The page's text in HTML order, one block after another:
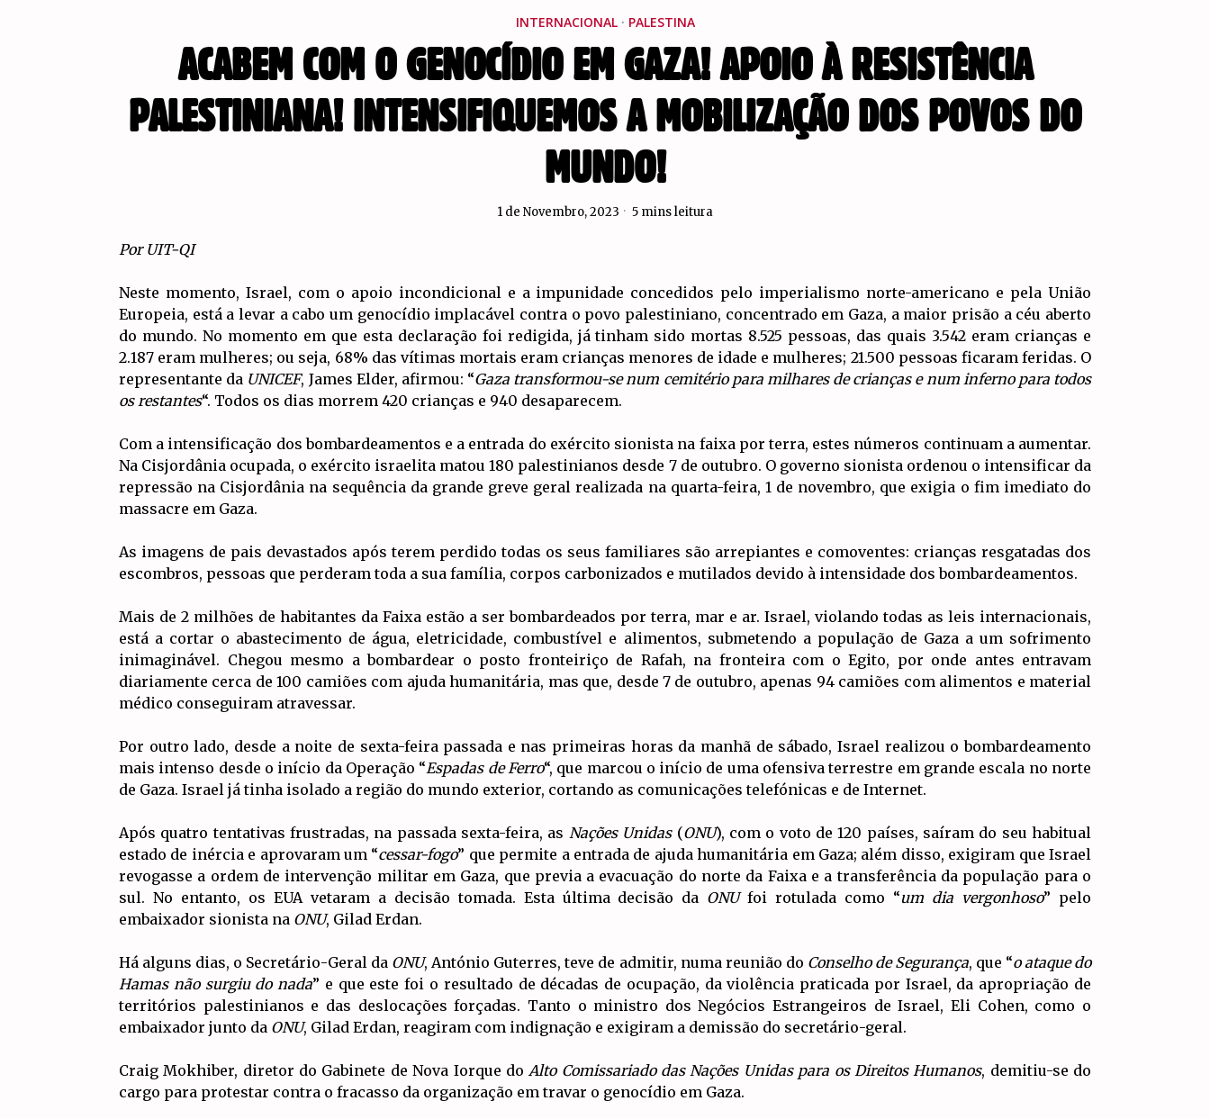
INTERNACIONAL · PALESTINA
ACABEM COM O GENOCÍDIO EM GAZA! APOIO À RESISTÊNCIA
PALESTINIANA! INTENSIFIQUEMOS A MOBILIZAÇÃO DOS POVOS DO
MUNDO!
1 de Novembro, 2023 5 mins leitura
Por UIT-QI
Neste momento, Israel, com o apoio incondicional e a impunidade concedidos pelo imperialismo norte-americano e pela União
Europeia, está a levar a cabo um genocídio implacável contra o povo palestiniano, concentrado em Gaza, a maior prisão a céu aberto
do mundo. No momento em que esta declaração foi redigida, já tinham sido mortas 8.525 pessoas, das quais 3.542 eram crianças e
2.187 eram mulheres; ou seja, 68% das vítimas mortais eram crianças menores de idade e mulheres; 21.500 pessoas ficaram feridas. O
representante da UNICEF, James Elder, afirmou: “Gaza transformou-se num cemitério para milhares de crianças e num inferno para todos
os restantes“. Todos os dias morrem 420 crianças e 940 desaparecem.
Com a intensificação dos bombardeamentos e a entrada do exército sionista na faixa por terra, estes números continuam a aumentar.
Na Cisjordânia ocupada, o exército israelita matou 180 palestinianos desde 7 de outubro. O governo sionista ordenou o intensificar da
repressão na Cisjordânia na sequência da grande greve geral realizada na quarta-feira, 1 de novembro, que exigia o fim imediato do
massacre em Gaza.
As imagens de pais devastados após terem perdido todas os seus familiares são arrepiantes e comoventes: crianças resgatadas dos
escombros, pessoas que perderam toda a sua família, corpos carbonizados e mutilados devido à intensidade dos bombardeamentos.
Mais de 2 milhões de habitantes da Faixa estão a ser bombardeados por terra, mar e ar. Israel, violando todas as leis internacionais,
está a cortar o abastecimento de água, eletricidade, combustível e alimentos, submetendo a população de Gaza a um sofrimento
inimaginável. Chegou mesmo a bombardear o posto fronteiriço de Rafah, na fronteira com o Egito, por onde antes entravam
diariamente cerca de 100 camiões com ajuda humanitária, mas que, desde 7 de outubro, apenas 94 camiões com alimentos e material
médico conseguiram atravessar.
Por outro lado, desde a noite de sexta-feira passada e nas primeiras horas da manhã de sábado, Israel realizou o bombardeamento
mais intenso desde o início da Operação “Espadas de Ferro“, que marcou o início de uma ofensiva terrestre em grande escala no norte
de Gaza. Israel já tinha isolado a região do mundo exterior, cortando as comunicações telefónicas e de Internet.
Após quatro tentativas frustradas, na passada sexta-feira, as Nações Unidas(ONU), com o voto de 120 países, saíram do seu habitual
estado de inércia e aprovaram um “cessar-fogo” que permite a entrada de ajuda humanitária em Gaza; além disso, exigiram que Israel
revogasse a ordem de intervenção militar em Gaza, que previa a evacuação do norte da Faixa e a transferência da população para o
sul. No entanto, os EUA vetaram a decisão tomada. Esta última decisão da ONUfoi rotulada como “um dia vergonhoso” pelo
embaixador sionista na ONU, Gilad Erdan.
Há alguns dias, o Secretário-Geral da ONU, António Guterres, teve de admitir, numa reunião do Conselho de Segurança, que “o ataque do
Hamas não surgiu do nada” e que este foi o resultado de décadas de ocupação, da violência praticada por Israel, da apropriação de
territórios palestinianos e das deslocações forçadas. Tanto o ministro dos Negócios Estrangeiros de Israel, Eli Cohen, como o
embaixador junto da ONU, Gilad Erdan, reagiram com indignação e exigiram a demissão do secretário-geral.
Craig Mokhiber, diretor do Gabinete de Nova Iorque do Alto Comissariado das Nações Unidas para os Direitos Humanos, demitiu-se do
cargo para protestar contra o fracasso da organização em travar o genocídio em Gaza.